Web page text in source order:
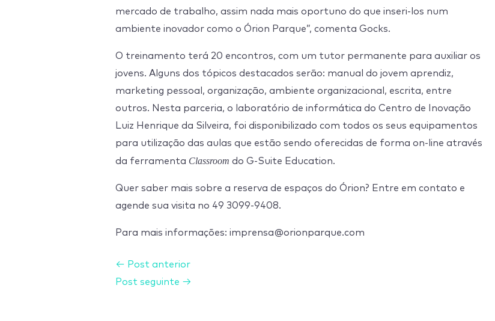
mercado de trabalho, assim nada mais oportuno do que inseri-los num
ambiente inovador como o Órion Parque”, comenta Gocks.
O treinamento terá 20 encontros, com um tutor permanente para auxiliar os
jovens. Alguns dos tópicos destacados serão: manual do jovem aprendiz,
marketing pessoal, organização, ambiente organizacional, escrita, entre
outros. Nesta parceria, o laboratório de informática do Centro de Inovação
Luiz Henrique da Silveira, foi disponibilizado com todos os seus equipamentos
para utilização das aulas que estão sendo oferecidas de forma on-line através
da ferramenta Classroom do G-Suite Education.
Quer saber mais sobre a reserva de espaços do Órion? Entre em contato e
agende sua visita no 49 3099-9408.
Para mais informações: imprensa@orionparque.com
← Post anterior
Post seguinte →